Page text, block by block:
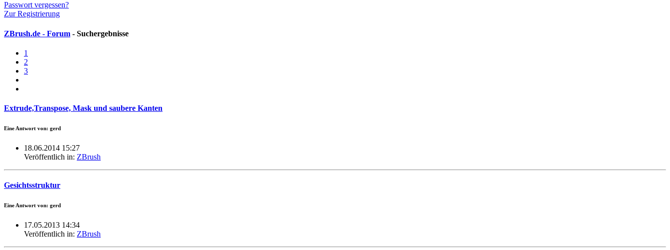
Passwort vergessen?
Zur Registrierung
ZBrush.de - Forum - Suchergebnisse
1
2
3
Extrude,Transpose, Mask und saubere Kanten
Eine Antwort von: gerd
18.06.2014 15:27
Veröffentlich in: ZBrush
Gesichtsstruktur
Eine Antwort von: gerd
17.05.2013 14:34
Veröffentlich in: ZBrush